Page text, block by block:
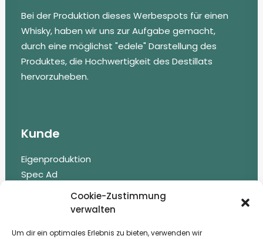
Cookie-Zustimmung
verwalten
Um dir ein optimales Erlebnis zu bieten, verwenden wir
Bei der Produktion dieses Werbespots für einen
Whisky, haben wir uns zur Aufgabe gemacht,
durch eine möglichst "edele" Darstellung des
Produktes, die Hochwertigkeit des Destillats
hervorzuheben.
Kunde
Eigenproduktion
Spec Ad
Dienstleistung
Konzept